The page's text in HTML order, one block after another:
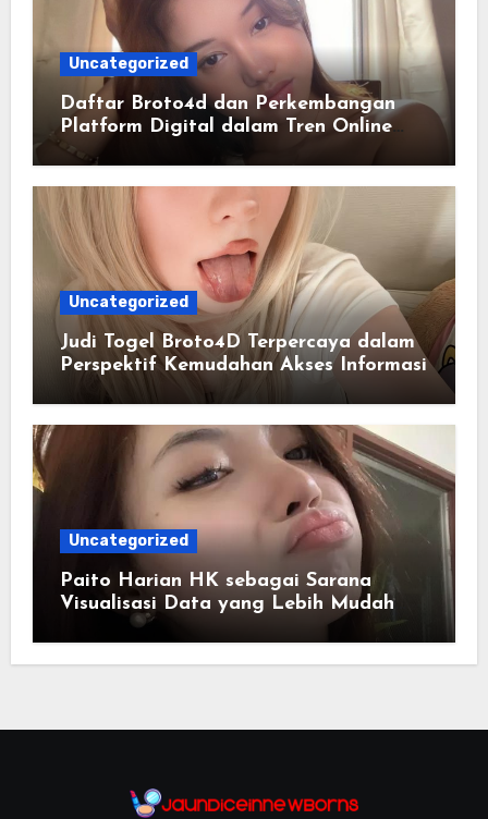
Uncategorized
Daftar Broto4d dan Perkembangan
Platform Digital dalam Tren Online
Masa Kini
Uncategorized
Judi Togel Broto4D Terpercaya dalam
Perspektif Kemudahan Akses Informasi
Uncategorized
Paito Harian HK sebagai Sarana
Visualisasi Data yang Lebih Mudah
Dipahami